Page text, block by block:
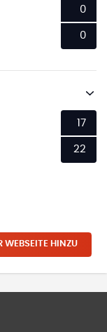
0
0
17
22
WEBSEITE HINZU